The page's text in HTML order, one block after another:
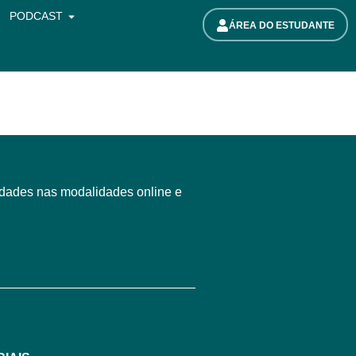
PODCAST
ÁREA DO ESTUDANTE
nas modalidades online e